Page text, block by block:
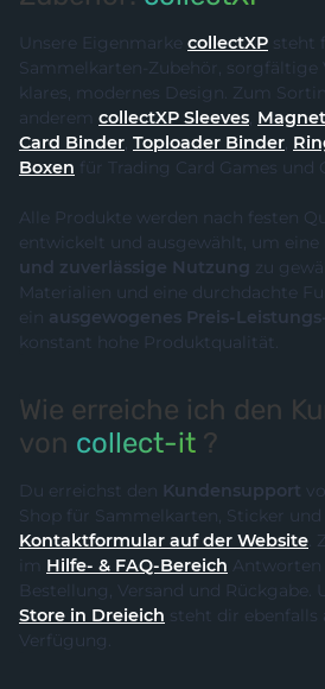
Unsere Eigenmarke collectXP steht
Sammelkarten-Zubehör, sorgfältige
klares, modernes Design. Zum
anderem collectXP Sleeves,
Card Binder, Toploader Binder,
Boxen für Trading Card Games und
Alle Produkte werden nach festen
entwickelt und ausgewählt, um eine
und zuverlässige Nutzung zu
Materialien und eine durchdachte
ein ausgewogenes Preis-
konstant hohe Produktqualität.
Wie erreiche ich den
von collect-it ?
Du erreichst den Kundensupport
Kontaktformular auf der Website.
im Hilfe- & FAQ-Bereich Antworten
Bestellung, Versand und Rückgabe.
Store in Dreieich steht dir ebenfalls
Verfügung.